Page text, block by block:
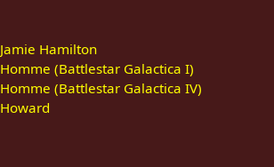
Jamie Hamilton
Homme (Battlestar Galactica I)
Homme (Battlestar Galactica IV)
Howard